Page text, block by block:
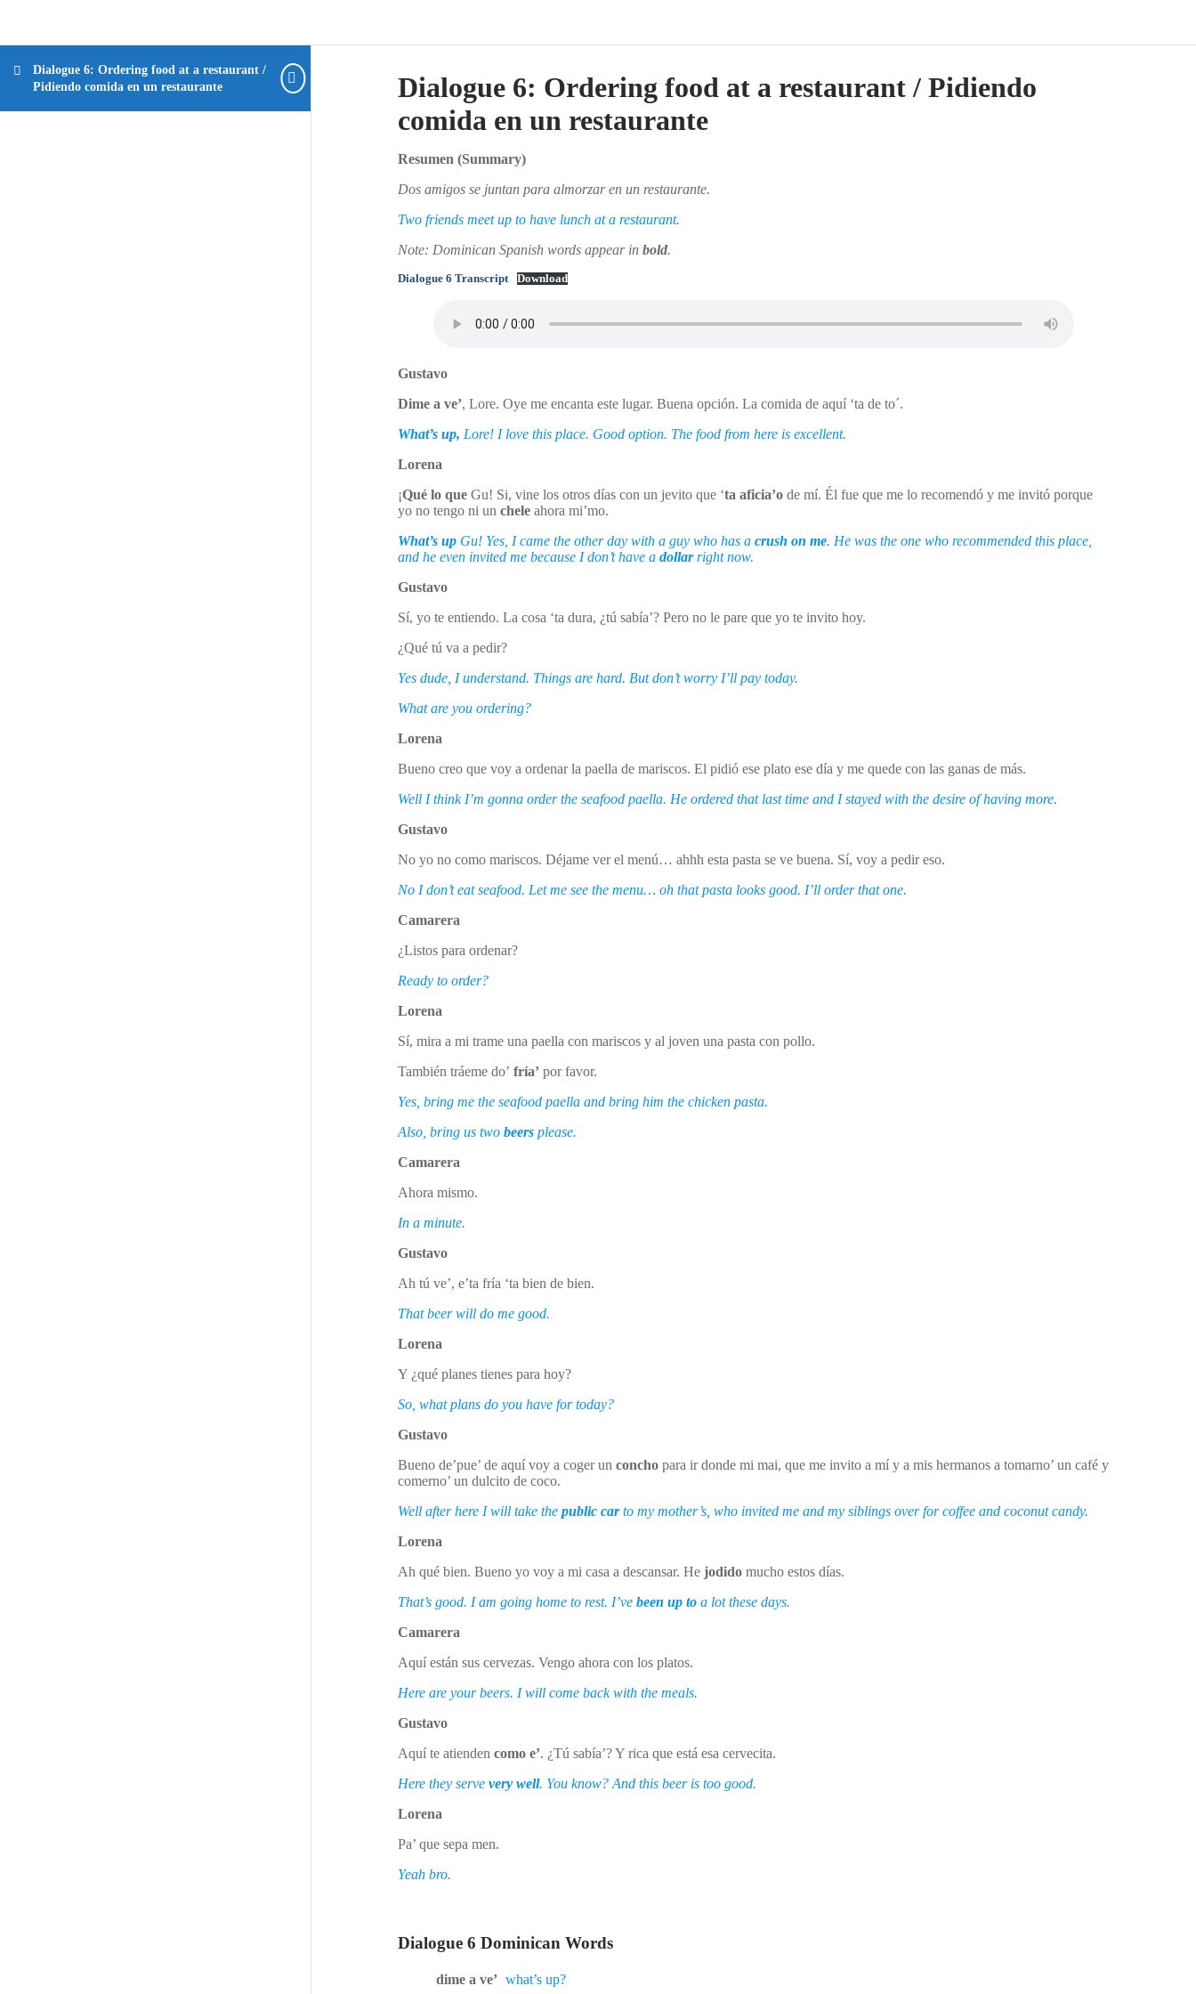
Dialogue 6: Ordering food at a restaurant /
Pidiendo comida en un restaurante
Dialogue 6: Ordering food at a restaurant / Pidiendo
comida en un restaurante
Resumen (Summary)
Dos amigos se juntan para almorzar en un restaurante.
Two friends meet up to have lunch at a restaurant.
Note: Dominican Spanish words appear in bold.
Dialogue 6 Transcript Download
Gustavo
Dime a ve’, Lore. Oye me encanta este lugar. Buena opción. La comida de aquí ‘ta de to´.
What’s up, Lore! I love this place. Good option. The food from here is excellent.
Lorena
¡Qué lo que Gu! Si, vine los otros días con un jevito que ‘ta aficia’o de mí. Él fue que me lo recomendó y me invitó porque
yo no tengo ni un chele ahora mi’mo.
What’s up Gu! Yes, I came the other day with a guy who has a crush on me. He was the one who recommended this place,
and he even invited me because I don’t have a dollarright now.
Gustavo
Sí, yo te entiendo. La cosa ‘ta dura, ¿tú sabía’? Pero no le pare que yo te invito hoy.
¿Qué tú va a pedir?
Yes dude, I understand. Things are hard. But don’t worry I’ll pay today.
What are you ordering?
Lorena
Bueno creo que voy a ordenar la paella de mariscos. El pidió ese plato ese día y me quede con las ganas de más.
Well I think I’m gonna order the seafood paella. He ordered that last time and I stayed with the desire of having more.
Gustavo
No yo no como mariscos. Déjame ver el menú… ahhh esta pasta se ve buena. Sí, voy a pedir eso.
No I don’t eat seafood. Let me see the menu… oh that pasta looks good. I’ll order that one.
Camarera
¿Listos para ordenar?
Ready to order?
Lorena
Sí, mira a mi trame una paella con mariscos y al joven una pasta con pollo.
También tráeme do’ fría’ por favor.
Yes, bring me the seafood paella and bring him the chicken pasta.
Also, bring us two beers please.
Camarera
Ahora mismo.
In a minute.
Gustavo
Ah tú ve’, e’ta fría ‘ta bien de bien.
That beer will do me good.
Lorena
Y ¿qué planes tienes para hoy?
So, what plans do you have for today?
Gustavo
Bueno de’pue’ de aquí voy a coger un concho para ir donde mi mai, que me invito a mí y a mis hermanos a tomarno’ un café y
comerno’ un dulcito de coco.
Well after here I will take the public carto my mother’s, who invited me and my siblings over for coffee and coconut candy.
Lorena
Ah qué bien. Bueno yo voy a mi casa a descansar. He jodido mucho estos días.
That’s good. I am going home to rest. I’ve been up to a lot these days.
Camarera
Aquí están sus cervezas. Vengo ahora con los platos.
Here are your beers. I will come back with the meals.
Gustavo
Aquí te atienden como e’. ¿Tú sabía’? Y rica que está esa cervecita.
Here they serve very well. You know? And this beer is too good.
Lorena
Pa’ que sepa men.
Yeah bro.
Dialogue 6 Dominican Words
dime a ve’ what’s up?